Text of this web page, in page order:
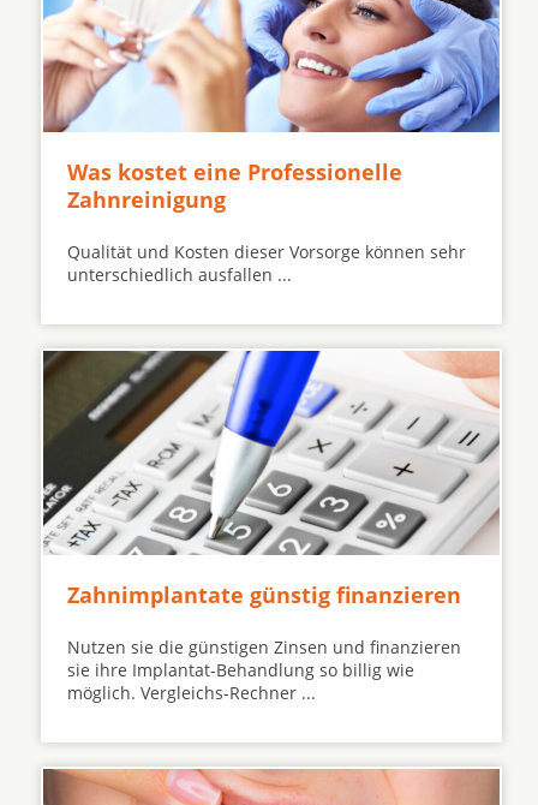
Was kostet eine Professionelle
Zahnreinigung
Qualität und Kosten dieser Vorsorge können sehr
unterschiedlich ausfallen ...
Zahnimplantate günstig finanzieren
Nutzen sie die günstigen Zinsen und finanzieren
sie ihre Implantat-Behandlung so billig wie
möglich. Vergleichs-Rechner ...